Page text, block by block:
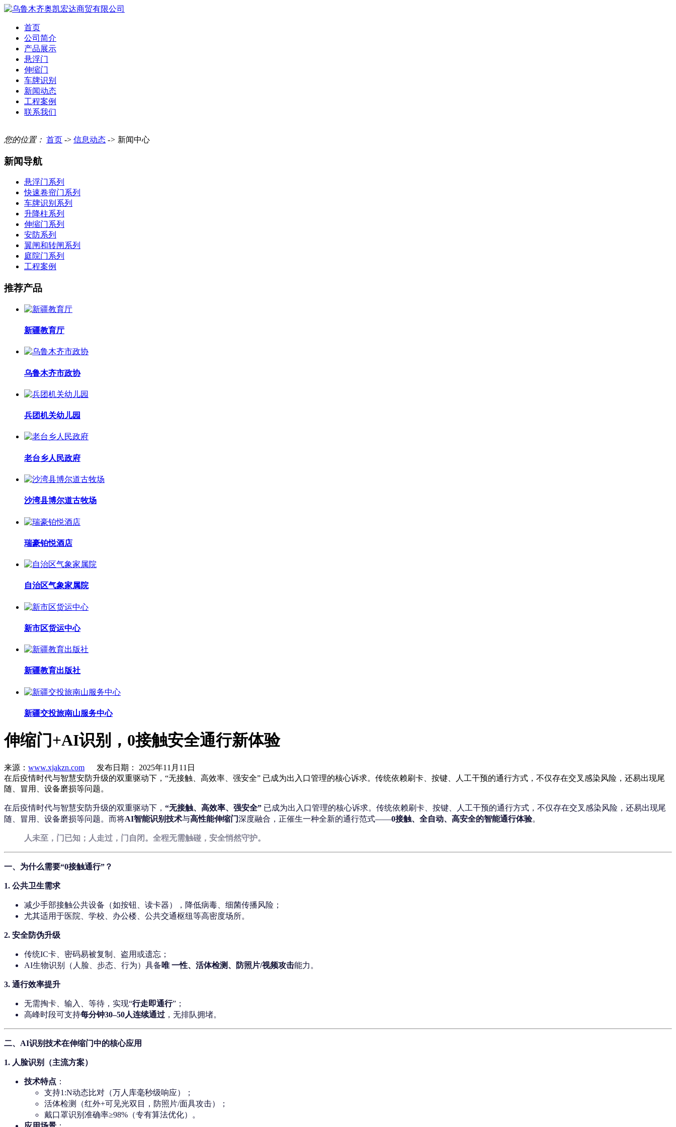
首页
公司简介
产品展示
悬浮门
伸缩门
车牌识别
新闻动态
工程案例
联系我们
您的位置： 首页 -> 信息动态 -> 新闻中心
新闻导航
悬浮门系列
快速卷帘门系列
车牌识别系列
升降柱系列
伸缩门系列
安防系列
翼闸和转闸系列
庭院门系列
工程案例
推荐产品
新疆教育厅
乌鲁木齐市政协
兵团机关幼儿园
老台乡人民政府
沙湾县博尔道古牧场
瑞豪铂悦酒店
自治区气象家属院
新市区货运中心
新疆教育出版社
新疆交投旅南山服务中心
伸缩门+AI识别，0接触安全通行新体验
来源： www.xjakzn.com 发布日期： 2025年11月11日
在后疫情时代与智慧安防升级的双重驱动下，“无接触、高效率、强安全” 已成为出入口管理的核心诉求。传统依赖刷卡、按键、人工干预的通行方式，不仅存在交叉感染风险，还易出现尾
随、冒用、设备磨损等问题。
在后疫情时代与智慧安防升级的双重驱动下， “无接触、高效率、强安全” 已成为出入口管理的核心诉求。传统依赖刷卡、按键、人工干预的通行方式，不仅存在交叉感染风险，还易出现尾
随、冒用、设备磨损等问题。而将AI智能识别技术与高性能伸缩门深度融合，正催生一种全新的通行范式——0接触、全自动、高安全的智能通行体验。
人未至，门已知；人走过，门自闭。全程无需触碰，安全悄然守护。
一、为什么需要“0接触通行”？
1. 公共卫生需求
减少手部接触公共设备（如按钮、读卡器），降低病毒、细菌传播风险；
尤其适用于医院、学校、办公楼、公共交通枢纽等高密度场所。
2. 安全防伪升级
传统IC卡、密码易被复制、盗用或遗忘；
AI生物识别（人脸、步态、行为）具备唯 一性、活体检测、防照片/视频攻击能力。
3. 通行效率提升
无需掏卡、输入、等待，实现“行走即通行”；
高峰时段可支持每分钟30–50人连续通过 ，无排队拥堵。
二、AI识别技术在伸缩门中的核心应用
1. 人脸识别（主流方案）
技术特点 ：
支持1:N动态比对（万人库毫秒级响应）；
活体检测（红外+可见光双目，防照片/面具攻击）；
戴口罩识别准确率≥98%（专有算法优化）。